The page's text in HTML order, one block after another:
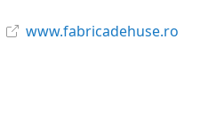
www.fabricadehuse.ro